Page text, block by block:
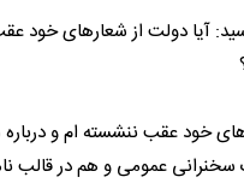
آیا دولت از شعارهای
عمومی و هم در قالب